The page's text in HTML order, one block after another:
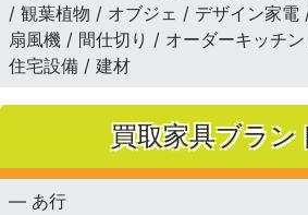
/ 観葉植物 / オブジェ / デザイン家電
扇風機 / 間仕切り / オーダーキッチ
住宅設備 / 建材
買取家具ブラン
— あ行